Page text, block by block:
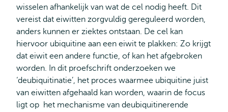
wisselen afhankelijk van wat de cel nodig heeft. Dit
vereist dat eiwitten zorgvuldig gereguleerd worden,
anders kunnen er ziektes ontstaan. De cel kan
hiervoor ubiquitine aan een eiwit te plakken: Zo krijgt
dat eiwit een andere functie, of kan het afgebroken
worden. In dit proefschrift onderzoeken we
‘deubiquitinatie’, het proces waarmee ubiquitine juist
van eiwitten afgehaald kan worden, waarin de focus
ligt op het mechanisme van deubiquitinerende